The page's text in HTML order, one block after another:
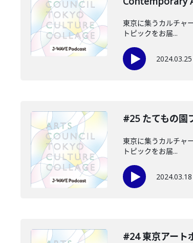
東京に集うカルチャ
トピックをお届...
2024.03.25
#25 たてもの園
東京に集うカルチャ
トピックをお届...
2024.03.18
#24 東京アート